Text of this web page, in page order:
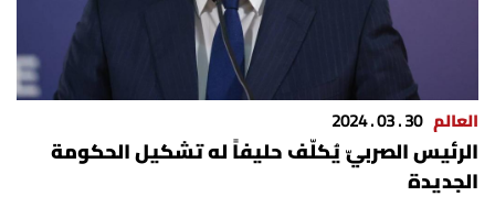
العالم 30 . 03 . 2024
الرئيس الصربيّ يُكلّف حليفاً له تشكيل الحكومة
الجديدة